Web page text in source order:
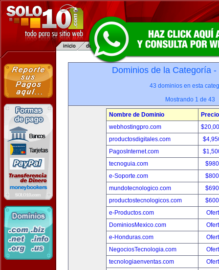
Dominios de la Categoría -
43 dominios en esta
Mostrando 1 de 43
Nombre de Dominio
Precio
webhostingpro.com
productosdigitales.com
PagosInternet.com
tecnoguia.com
e-Soporte.com
mundotecnologico.com
productostecnologicos.com
e-Productos.com
DominiosMexico.com
e-Honduras.com
NegociosTecnologia.com
tecnologiaenventas.com